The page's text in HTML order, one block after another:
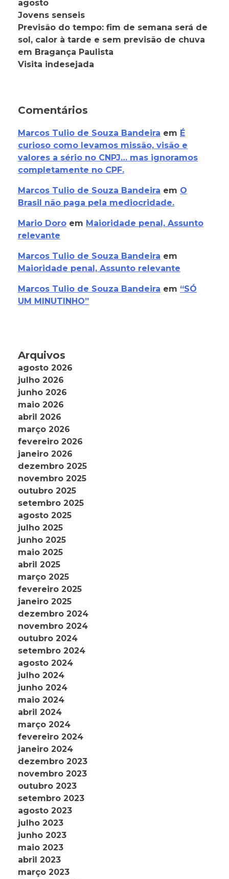
agosto
Jovens senseis
Previsão do tempo: fim de semana será de
sol, calor à tarde e sem previsão de chuva
em Bragança Paulista
Visita indesejada
Comentários
Marcos Tulio de Souza Bandeira em É
curioso como levamos missão, visão e
valores a sério no CNPJ… mas ignoramos
completamente no CPF.
Marcos Tulio de Souza Bandeira em O
Brasil não paga pela mediocridade.
Mario Doro em Maioridade penal, Assunto
relevante
Marcos Tulio de Souza Bandeira em
Maioridade penal, Assunto relevante
Marcos Tulio de Souza Bandeira em “SÓ
UM MINUTINHO”
Arquivos
agosto 2026
julho 2026
junho 2026
maio 2026
abril 2026
março 2026
fevereiro 2026
janeiro 2026
dezembro 2025
novembro 2025
outubro 2025
setembro 2025
agosto 2025
julho 2025
junho 2025
maio 2025
abril 2025
março 2025
fevereiro 2025
janeiro 2025
dezembro 2024
novembro 2024
outubro 2024
setembro 2024
agosto 2024
julho 2024
junho 2024
maio 2024
abril 2024
março 2024
fevereiro 2024
janeiro 2024
dezembro 2023
novembro 2023
outubro 2023
setembro 2023
agosto 2023
julho 2023
junho 2023
maio 2023
abril 2023
março 2023